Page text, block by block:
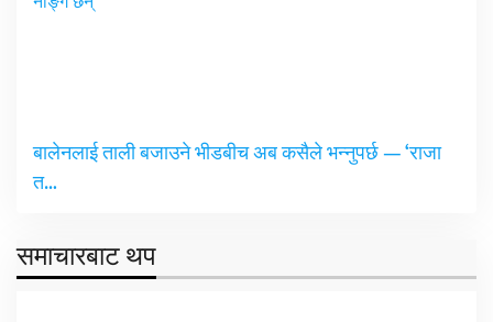
बालेनलाई ताली बजाउने भीडबीच अब कसैले भन्नुपर्छ — ‘राजा
त…
समाचारबाट थप